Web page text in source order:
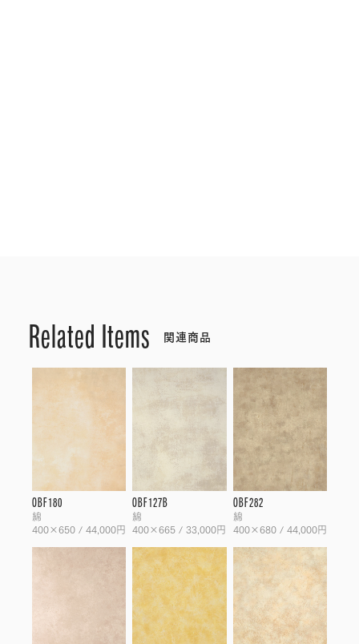
Related Items 関連商品
OBF180
綿
400×650 / 44,000円
OBF127B
綿
400×665 / 33,000円
OBF282
綿
400×680 / 44,000円